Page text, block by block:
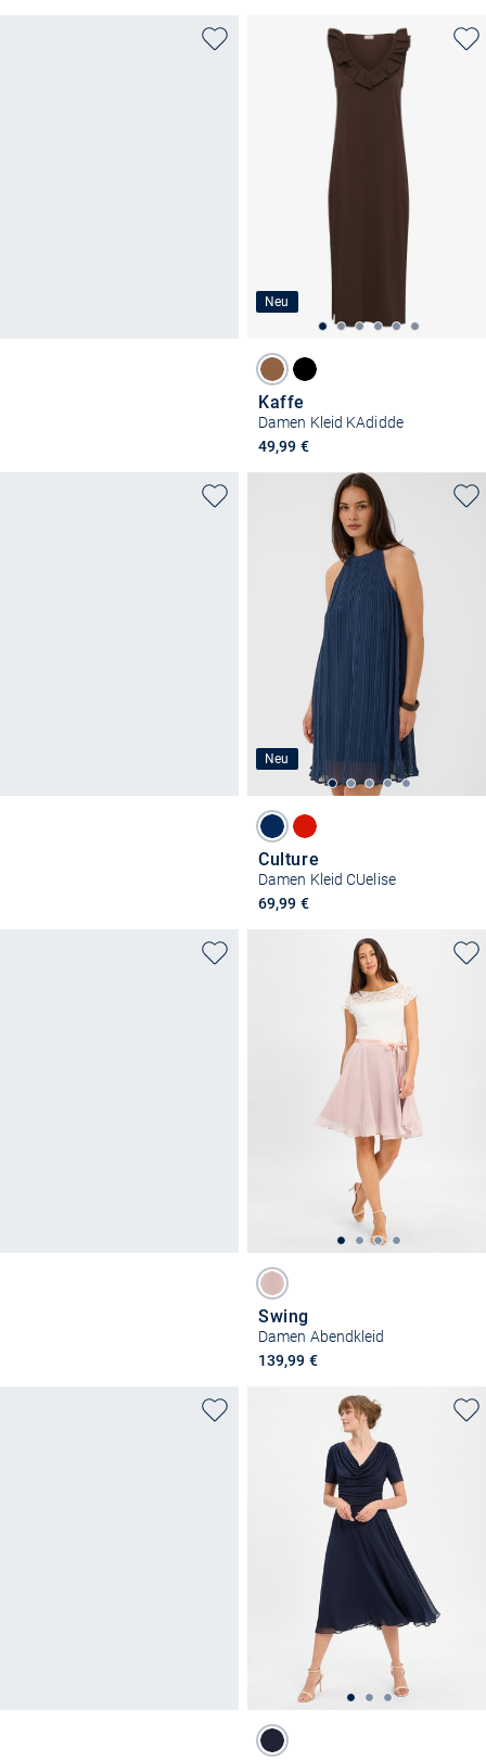
Neu
Kaffe
Damen Kleid KAdidde
49,99 €
Neu
Culture
Damen Kleid CUelise
69,99 €
Swing
Damen Abendkleid
139,99 €